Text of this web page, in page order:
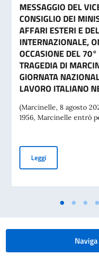
MESSAGGIO DEL
CONSIGLIO DEI
AFFARI ESTERI E
INTERNAZIONALE,
OCCASIONE DEL
TRAGEDIA DI
GIORNATA
LAVORO ITALIANO
(Marcinelle, 8 agosto
1956, Marcinelle entrò
LeggiMESSAGGIO DEL